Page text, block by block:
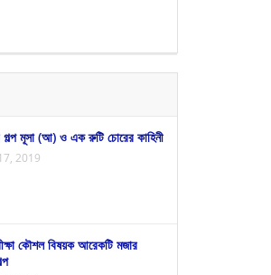
গল্প মূসা (আ) ও এক রুটি চোরের কাহিনী
2019
কৌশল বিষয়ক আরেকটি মজার